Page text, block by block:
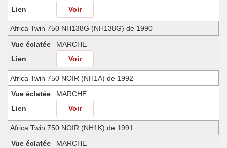
Lien
Voir
Africa Twin 750 NH138G (NH138G) de 1990
Vue éclatée
MARCHE
Lien
Voir
Africa Twin 750 NOIR (NH1A) de 1992
Vue éclatée
MARCHE
Lien
Voir
Africa Twin 750 NOIR (NH1K) de 1991
Vue éclatée
MARCHE